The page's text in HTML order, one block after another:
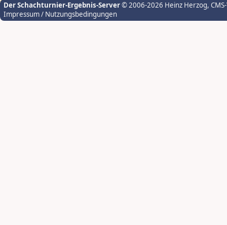
Der Schachturnier-Ergebnis-Server© 2006-2026 Heinz Herzog,
Impressum / Nutzungsbedingungen